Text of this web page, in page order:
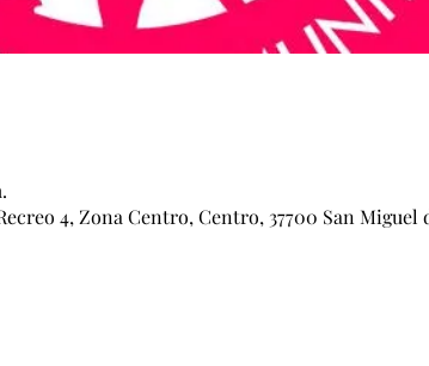
4, Zona Centro, Centro, 37700 San Miguel